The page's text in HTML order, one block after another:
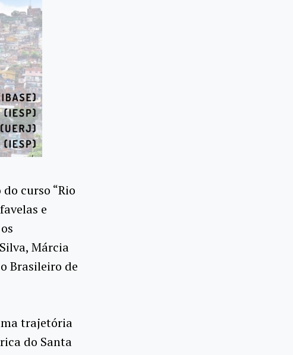
curso “Rio
e
Márcia
Brasileiro de
trajetória
do Santa